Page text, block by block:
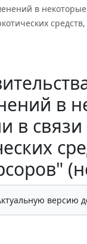
в
в
в
версию